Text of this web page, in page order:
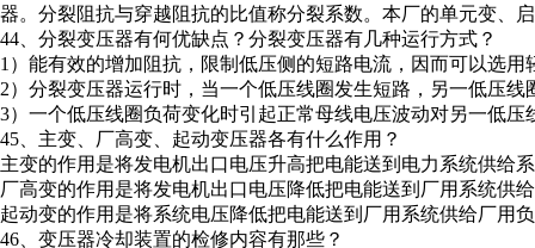
器。分裂阻抗与穿越阻抗的比值称分裂系数。本厂的单元变、
44、分裂变压器有何优缺点？分裂变压器有几种运行方式？
1）能有效的增加阻抗，限制低压侧的短路电流，因而可以选
2）分裂变压器运行时，当一个低压线圈发生短路，另一低压
3）一个低压线圈负荷变化时引起正常母线电压波动对另一低压
45、主变、厂高变、起动变压器各有什么作用？
主变的作用是将发电机出口电压升高把电能送到电力系统供给
厂高变的作用是将发电机出口电压降低把电能送到厂用系统供
起动变的作用是将系统电压降低把电能送到厂用系统供给厂用
46、变压器冷却装置的检修内容有那些？